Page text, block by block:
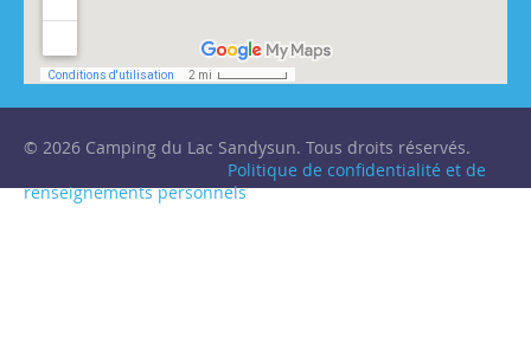
© 2026 Camping du Lac Sandysun. Tous droits réservés.
Politique de confidentialité et de
renseignements personnels